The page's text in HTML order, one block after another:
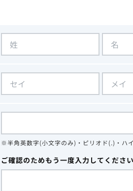
※半角英数字(小文字のみ)・ピリオド(.)・ハ
ご確認のためもう一度入力してください